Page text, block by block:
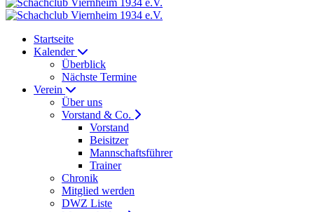
Startseite
Kalender
Überblick
Nächste Termine
Verein
Über uns
Vorstand & Co.
Vorstand
Beisitzer
Mannschaftsführer
Trainer
Chronik
Mitglied werden
DWZ Liste